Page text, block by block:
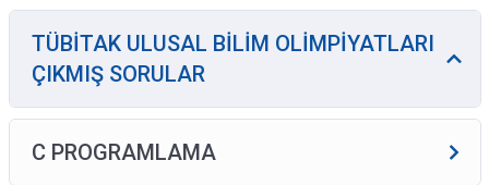
TÜBİTAK ULUSAL BİLİM OLİMPİYATLARI
ÇIKMIŞ SORULAR
C PROGRAMLAMA